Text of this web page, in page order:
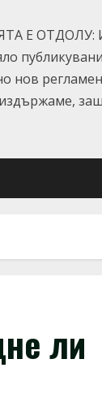
Е ОТДОЛУ:
нов
издържаме,
ли